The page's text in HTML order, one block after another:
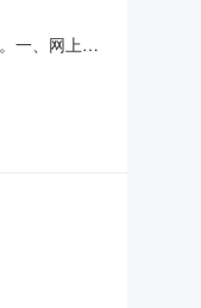
一、网上竞